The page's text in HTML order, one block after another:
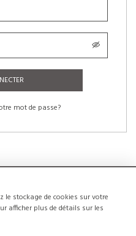
le stockage de cookies sur votre
afficher plus de détails sur les
mot de passe?
CLIENTS
sauvegarder la liste de vos